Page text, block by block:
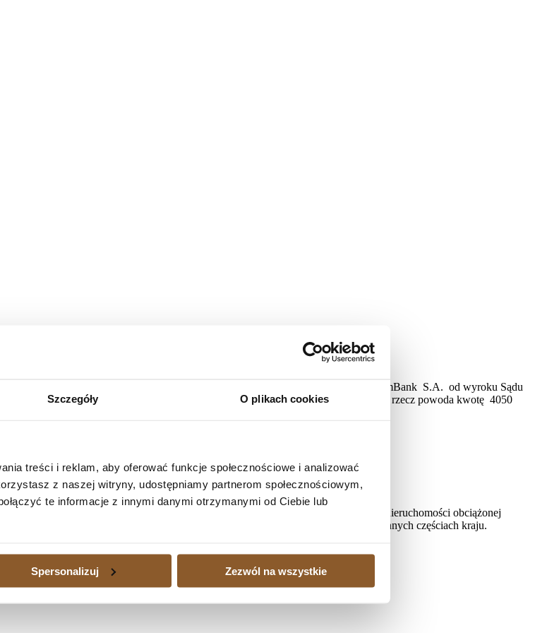
Szczegóły O plikach cookies
treści i reklam, aby oferować funkcje społecznościowe i analizować
z naszej witryny, udostępniamy partnerom społecznościowym,
te informacje z innymi danymi otrzymanymi od Ciebie lub
Spersonalizuj Zezwól na wszystkie
kredytu nieważna w całości
z dnia 23.02.2023 (sygn. akt: I ACa 1046/22) na rozprawie oddalił apelację mBank S.A. od wyroku Sądu
iż umowa kredytu zawarta z BRE Bank S.A. jest nieważna, zasądził od Banku na rzecz powoda kwotę 4050
w całości
całościNastępny
do waluty jest dużym obciążeniem, a także wtedy, gdy istnieje potrzeba sprzedaży nieruchomości obciążonej
kredytów waloryzowanych do walut udzielonych kredytobiorcom także w innych częściach kraju.